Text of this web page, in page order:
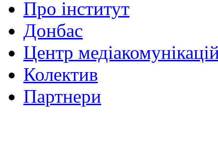
Про інститут
Донбас
Центр
Колектив
Партнери